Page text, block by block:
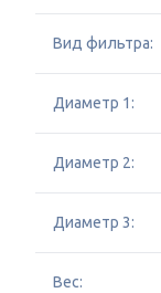
Вид фильтра:
Диаметр 1:
Диаметр 2:
Диаметр 3:
Вес: